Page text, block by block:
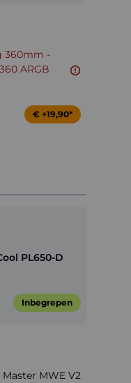
360mm -
ARGB
€ +19,90*
PL650-D
Inbegrepen
MWE V2